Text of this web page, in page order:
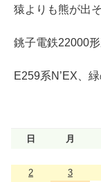
猿よりも熊が出
銚子電鉄22000
E259系N’EX、
日 月
2
3